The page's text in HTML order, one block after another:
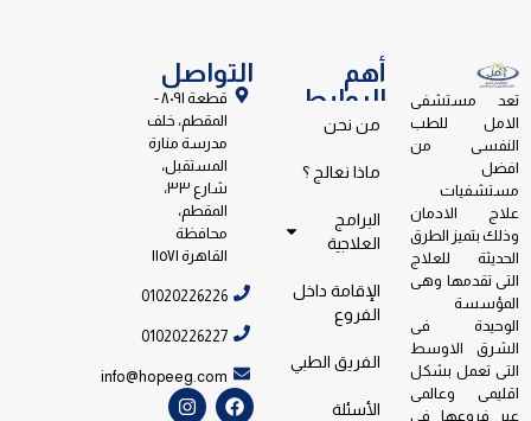
تعد مستشفى
الامل للطب
النفسى من
افضل
مستشفيات
علاج الادمان
وذلك بتميز الطرق
الحديثة للعلاج
التى تقدمها وهى
المؤسسة
الوحيدة فى
الشرق الاوسط
التى تعمل بشكل
اقليمى وعالمى
عبر فروعها فى
أهم
الروابط
من نحن
ماذا نعالج ؟
البرامج
العلاجية
الإقامة داخل
الفروع
الفريق الطبي
الأسئلة
التواصل
قطعة ٨٠٩١ -
المقطم، خلف
مدرسة منارة
المستقبل،
شارع ٣٣،
المقطم،
محافظة
القاهرة ١١٥٧١
01020226226
01020226227
info@hopeeg.com